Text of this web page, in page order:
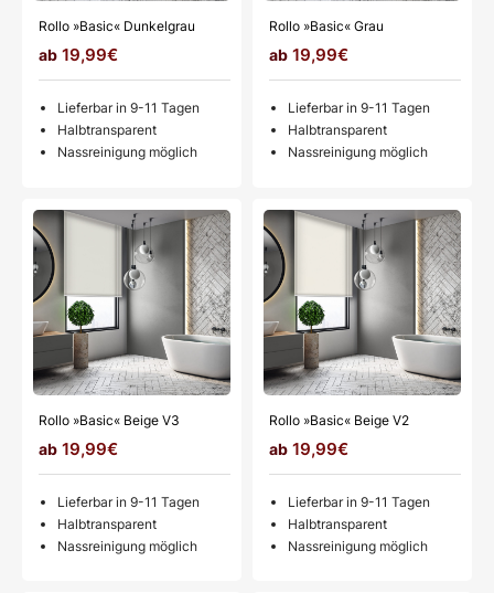
Rollo »Basic« Dunkelgrau
19,99€
Lieferbar in 9-11 Tagen
Halbtransparent
Nassreinigung möglich
Rollo »Basic« Grau
19,99€
Lieferbar in 9-11 Tagen
Halbtransparent
Nassreinigung möglich
Rollo »Basic« Beige V3
19,99€
Lieferbar in 9-11 Tagen
Halbtransparent
Nassreinigung möglich
Rollo »Basic« Beige V2
19,99€
Lieferbar in 9-11 Tagen
Halbtransparent
Nassreinigung möglich